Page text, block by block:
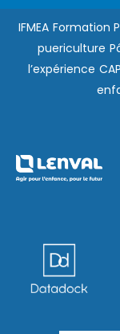
IFMEA Formation
puericulture
l’expérience